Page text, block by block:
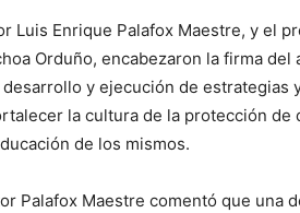
Luis Enrique Palafox Maestre, y el
Orduño, encabezaron la firma
y ejecución de estrategias
la cultura de la protección de
de los mismos.
Palafox Maestre comentó que una